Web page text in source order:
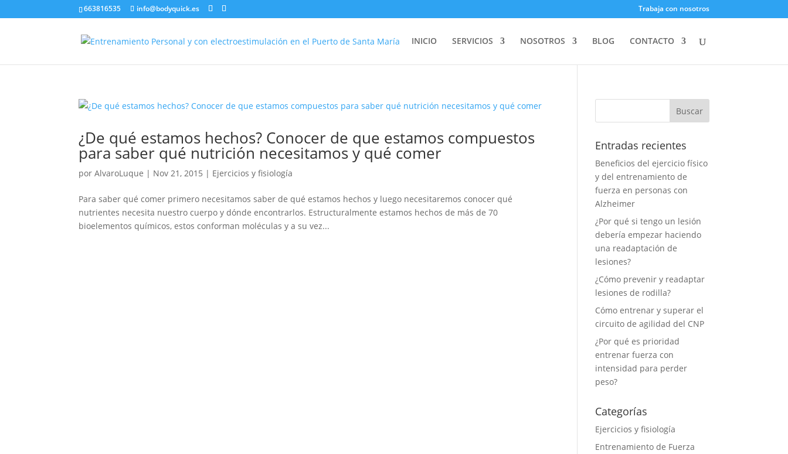
663816535 info@bodyquick.es Trabaja con nosotros
INICIO SERVICIOS NOSOTROS BLOG CONTACTO
¿De qué estamos hechos? Conocer de que estamos compuestos
para saber qué nutrición necesitamos y qué comer
porAlvaroLuque | Nov 21, 2015 | Ejercicios y fisiología
Para saber qué comer primero necesitamos saber de qué estamos hechos y luego necesitaremos conocer qué
nutrientes necesita nuestro cuerpo y dónde encontrarlos. Estructuralmente estamos hechos de más de 70
bioelementos químicos, estos conforman moléculas y a su vez...
Entradas recientes
Beneficios del ejercicio físico
y del entrenamiento de
fuerza en personas con
Alzheimer
¿Por qué si tengo un lesión
debería empezar haciendo
una readaptación de
lesiones?
¿Cómo prevenir y readaptar
lesiones de rodilla?
Cómo entrenar y superar el
circuito de agilidad del CNP
¿Por qué es prioridad
entrenar fuerza con
intensidad para perder
peso?
Categorías
Ejercicios y fisiología
Entrenamiento de Fuerza